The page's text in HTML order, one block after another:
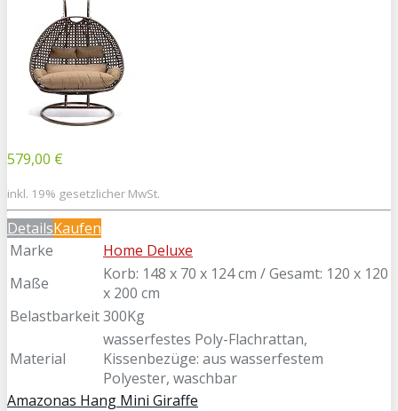
579,00 €
inkl. 19% gesetzlicher MwSt.
DetailsKaufen
Marke
Home Deluxe
Maße
Korb: 148 x 70 x 124 cm / Gesamt: 120 x 120
x 200 cm
Belastbarkeit300Kg
Material
wasserfestes Poly-Flachrattan,
Kissenbezüge: aus wasserfestem
Polyester, waschbar
Amazonas Hang Mini Giraffe